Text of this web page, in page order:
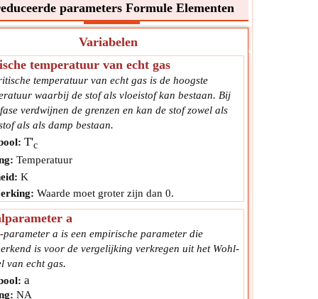
parameters Formule Elementen
Variabelen
temperatuur van echt gas
temperatuur van echt gas is de hoogste
waarbij de stof als vloeistof kan bestaan. Bij
verdwijnen de grenzen en kan de stof zowel als
als als damp bestaan.
T'c
Temperatuur
K
Waarde moet groter zijn dan 0.
a
parameter a is een empirische parameter die
is voor de vergelijking verkregen uit het Wohl-
van echt gas.
a
NA